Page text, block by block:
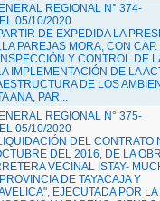
REGIONAL N° 374-
05/10/2020
DE EXPEDIDA LA
PAREJAS MORA, CON
Y CONTROL DE
IMPLEMENTACIÓN DE LA
DE LOS
ANA, PAR...
REGIONAL N° 375-
05/10/2020
DEL CONTRATO
DEL 2016, DE LA
VECINAL ISTAY-
DE TAYACAJA Y
EJECUTADA POR LA